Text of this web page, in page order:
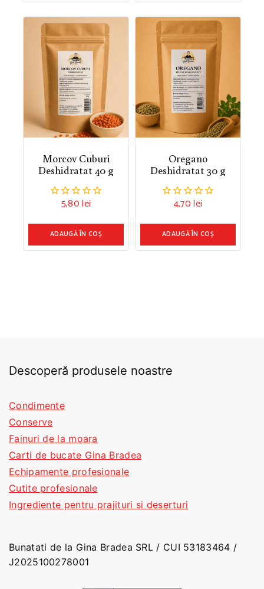
Morcov Cuburi
Deshidratat 40 g
5
5,80lei
ADAUGĂ ÎN COȘ
Oregano
Deshidratat 30 g
5
4,70lei
ADAUGĂ ÎN COȘ
Descoperă produsele noastre
Condimente
Conserve
Fainuri de la moara
Carti de bucate Gina Bradea
Echipamente profesionale
Cutite profesionale
Ingrediente pentru prajituri si deserturi
Bunatati de la Gina Bradea SRL / CUI 53183464 /
J2025100278001